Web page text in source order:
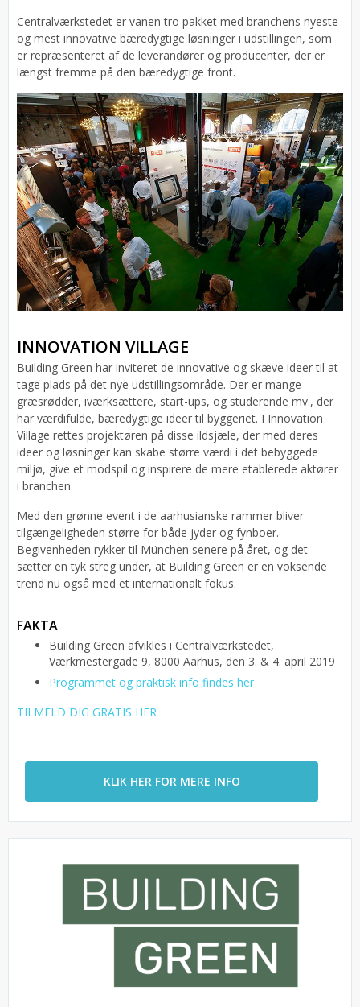
Centralværkstedet er vanen tro pakket med branchens nyeste
og mest innovative bæredygtige løsninger i udstillingen, som
er repræsenteret af de leverandører og producenter, der er
længst fremme på den bæredygtige front.
INNOVATION VILLAGE
Building Green har inviteret de innovative og skæve ideer til at
tage plads på det nye udstillingsområde. Der er mange
græsrødder, iværksættere, start-ups, og studerende mv., der
har værdifulde, bæredygtige ideer til byggeriet. I Innovation
Village rettes projektøren på disse ildsjæle, der med deres
ideer og løsninger kan skabe større værdi i det bebyggede
miljø, give et modspil og inspirere de mere etablerede aktører
i branchen.
Med den grønne event i de aarhusianske rammer bliver
tilgængeligheden større for både jyder og fynboer.
Begivenheden rykker til München senere på året, og det
sætter en tyk streg under, at Building Green er en voksende
trend nu også med et internationalt fokus.
FAKTA
Building Green afvikles i Centralværkstedet,
Værkmestergade 9, 8000 Aarhus, den 3. & 4. april 2019
Programmet og praktisk info findes her
TILMELD DIG GRATIS HER
KLIK HER FOR MERE INFO